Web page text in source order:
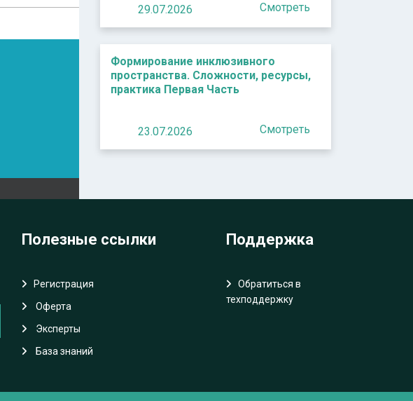
29.07.2026 Смотреть
Формирование инклюзивного
пространства. Сложности, ресурсы,
практика Первая Часть
23.07.2026 Смотреть
Полезные ссылки
Регистрация
Oферта
Эксперты
База знаний
Поддержка
Обратиться в
техподдержку